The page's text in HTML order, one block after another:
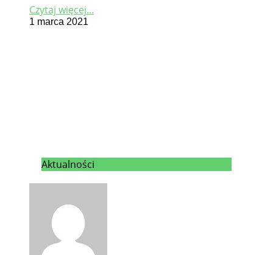
Czytaj więcej...
1 marca 2021
Aktualności